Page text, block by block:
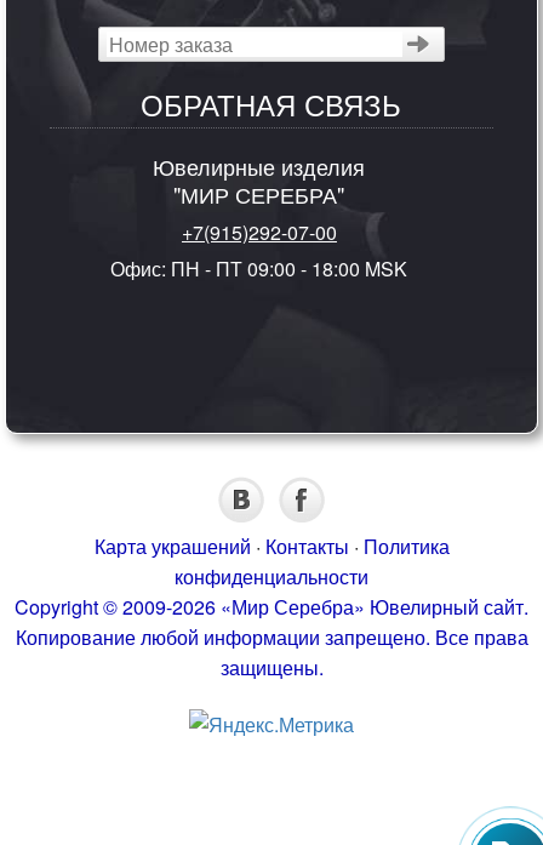
ОБРАТНАЯ СВЯЗЬ
Ювелирные изделия
"МИР СЕРЕБРА"
+7(915)292-07-00
Офис: ПН - ПТ 09:00 - 18:00 MSK
Карта украшений · Контакты · Политика
конфиденциальности
Copyright © 2009-2026 «Мир Серебра» Ювелирный сайт.
Копирование любой информации запрещено. Все права
защищены.